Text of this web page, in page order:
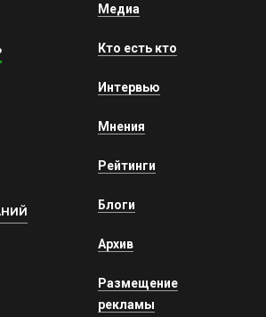
Медиа
Кто есть кто
Интервью
Мнения
Рейтинги
Блоги
Архив
Размещение
рекламы